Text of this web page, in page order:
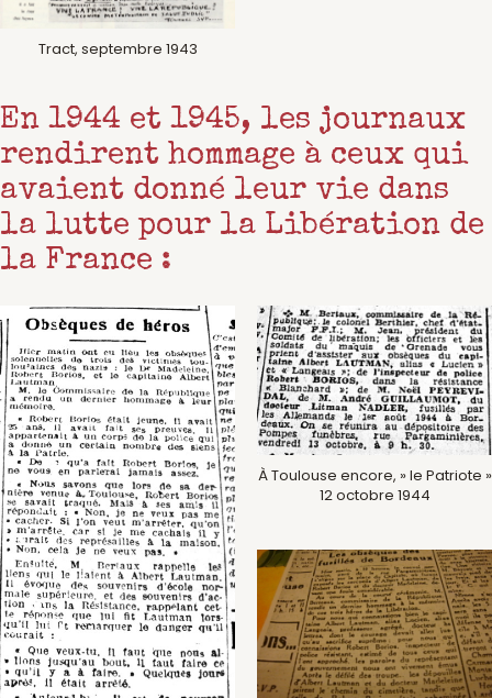
Tract, septembre 1943
En 1944 et 1945, les journaux
rendirent hommage à ceux qui
avaient donné leur vie dans
la lutte pour la Libération de
la France :
À Toulouse encore, » le Patriote »
12 octobre 1944